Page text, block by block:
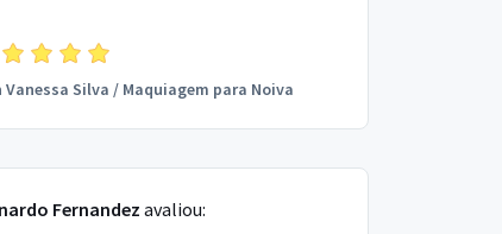
Vanessa Silva / Maquiagem para Noiva
Fernandez avaliou: